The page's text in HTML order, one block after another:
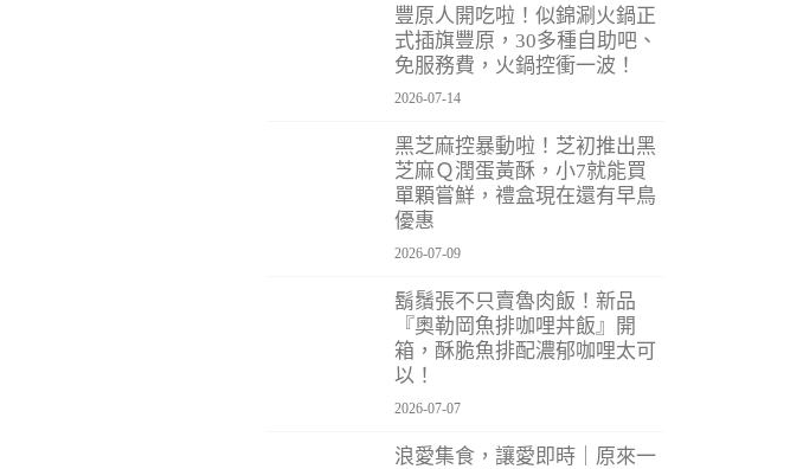
豐原人開吃啦！似錦涮火鍋正
式插旗豐原，30多種自助吧、
免服務費，火鍋控衝一波！
2026-07-14
黑芝麻控暴動啦！芝初推出黑
芝麻Ｑ潤蛋黃酥，小7就能買
單顆嘗鮮，禮盒現在還有早鳥
優惠
2026-07-09
鬍鬚張不只賣魯肉飯！新品
『奧勒岡魚排咖哩丼飯』開
箱，酥脆魚排配濃郁咖哩太可
以！
2026-07-07
浪愛集食，讓愛即時｜原來一